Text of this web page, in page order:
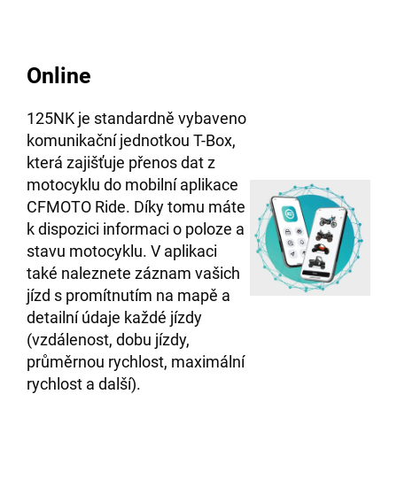
Online
125NK je standardně vybaveno
komunikační jednotkou T-Box,
která zajišťuje přenos dat z
motocyklu do mobilní aplikace
CFMOTO Ride. Díky tomu máte
k dispozici informaci o poloze a
stavu motocyklu. V aplikaci
také naleznete záznam vašich
jízd s promítnutím na mapě a
detailní údaje každé jízdy
(vzdálenost, dobu jízdy,
průměrnou rychlost, maximální
rychlost a další).